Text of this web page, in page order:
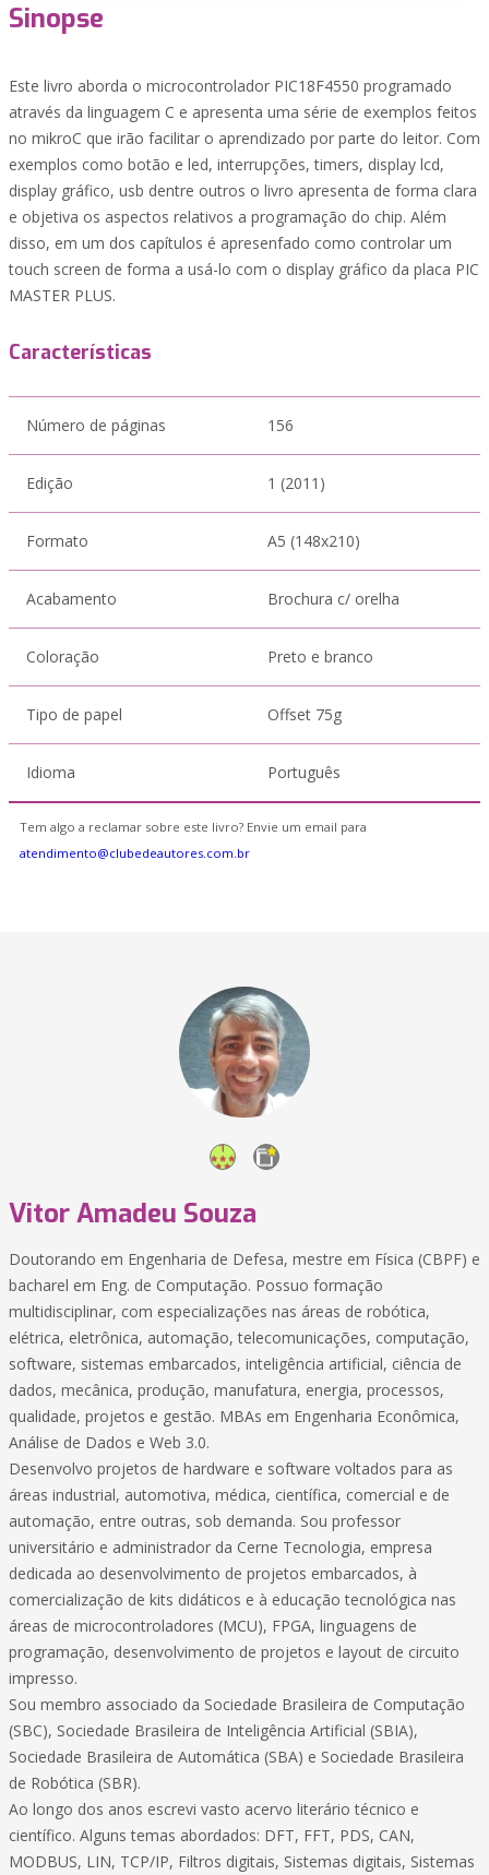
Sinopse
Este livro aborda o microcontrolador PIC18F4550 programado
através da linguagem C e apresenta uma série de exemplos feitos
no mikroC que irão facilitar o aprendizado por parte do leitor. Com
exemplos como botão e led, interrupções, timers, display lcd,
display gráfico, usb dentre outros o livro apresenta de forma clara
e objetiva os aspectos relativos a programação do chip. Além
disso, em um dos capítulos é apresenfado como controlar um
touch screen de forma a usá-lo com o display gráfico da placa PIC
MASTER PLUS.
Características
Número de páginas 156
Edição 1 (2011)
Formato A5 (148x210)
Acabamento Brochura c/ orelha
Coloração Preto e branco
Tipo de papel Offset 75g
Idioma Português
Tem algo a reclamar sobre este livro? Envie um email para
atendimento@clubedeautores.com.br
Vitor Amadeu Souza
Doutorando em Engenharia de Defesa, mestre em Física (CBPF) e
bacharel em Eng. de Computação. Possuo formação
multidisciplinar, com especializações nas áreas de robótica,
elétrica, eletrônica, automação, telecomunicações, computação,
software, sistemas embarcados, inteligência artificial, ciência de
dados, mecânica, produção, manufatura, energia, processos,
qualidade, projetos e gestão. MBAs em Engenharia Econômica,
Análise de Dados e Web 3.0.
Desenvolvo projetos de hardware e software voltados para as
áreas industrial, automotiva, médica, científica, comercial e de
automação, entre outras, sob demanda. Sou professor
universitário e administrador da Cerne Tecnologia, empresa
dedicada ao desenvolvimento de projetos embarcados, à
comercialização de kits didáticos e à educação tecnológica nas
áreas de microcontroladores (MCU), FPGA, linguagens de
programação, desenvolvimento de projetos e layout de circuito
impresso.
Sou membro associado da Sociedade Brasileira de Computação
(SBC), Sociedade Brasileira de Inteligência Artificial (SBIA),
Sociedade Brasileira de Automática (SBA) e Sociedade Brasileira
de Robótica (SBR).
Ao longo dos anos escrevi vasto acervo literário técnico e
científico. Alguns temas abordados: DFT, FFT, PDS, CAN,
MODBUS, LIN, TCP/IP, Filtros digitais, Sistemas digitais, Sistemas